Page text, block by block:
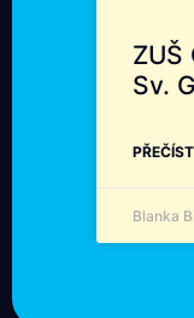
ZUŠ
Sv.
Blanka